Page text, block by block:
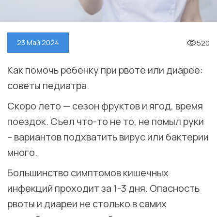
23 Май 2024 520
Как помочь ребенку при рвоте или диарее:
советы педиатра.
Скоро лето — сезон фруктов и ягод, время
поездок. Съел что-то не то, не помыл руки
– вариантов подхватить вирус или бактерии
много.
Большинство симптомов кишечных
инфекций проходит за 1-3 дня. Опасность
рвоты и диареи не столько в самих